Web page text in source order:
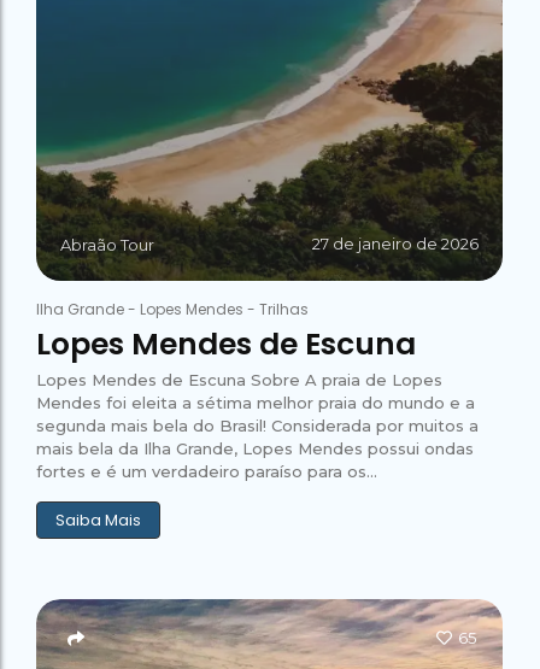
Abraão Tour 27 de janeiro de 2026
Ilha Grande- Lopes Mendes - Trilhas
Lopes Mendes de Escuna
Lopes Mendes de Escuna Sobre A praia de Lopes
Mendes foi eleita a sétima melhor praia do mundo e a
segunda mais bela do Brasil! Considerada por muitos a
mais bela da Ilha Grande, Lopes Mendes possui ondas
fortes e é um verdadeiro paraíso para os...
Saiba Mais
65